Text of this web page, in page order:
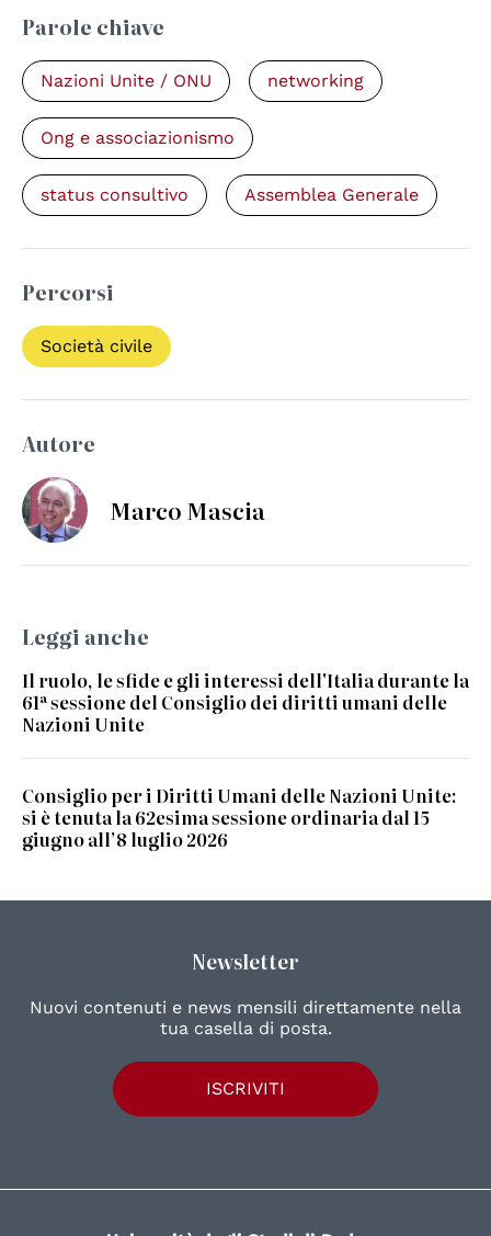
Parole chiave
Nazioni Unite / ONU networking
Ong e associazionismo
status consultivo Assemblea Generale
Percorsi
Società civile
Autore
Marco Mascia
Leggi anche
Il ruolo, le sfide e gli interessi dell'Italia durante la
61ª sessione del Consiglio dei diritti umani delle
Nazioni Unite
Consiglio per i Diritti Umani delle Nazioni Unite:
si è tenuta la 62esima sessione ordinaria dal 15
giugno all’8 luglio 2026
Newsletter
Nuovi contenuti e news mensili direttamente nella
tua casella di posta.
ISCRIVITI